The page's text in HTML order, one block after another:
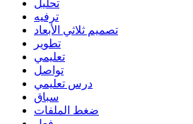
تحليل
ترفيه
تصميم ثلاثي الأبعاد
تطوير
تعليمي
تواصل
درس تعليمي
سباق
ضغط الملفات